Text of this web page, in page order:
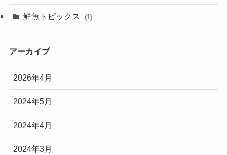
鮮魚トピックス (1)
アーカイブ
2026年4月
2024年5月
2024年4月
2024年3月